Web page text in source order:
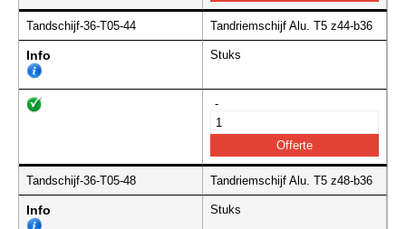
Tandschijf-36-T05-44 Tandriemschijf Alu. T5 z44-b36
Info Stuks
-
Tandschijf-36-T05-48 Tandriemschijf Alu. T5 z48-b36
Info Stuks